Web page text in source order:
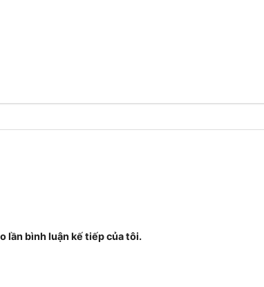
lần bình luận kế tiếp của tôi.